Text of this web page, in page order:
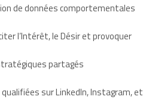
de données comportementales
l’Intérêt, le Désir et provoquer
partagés
sur LinkedIn, Instagram, et